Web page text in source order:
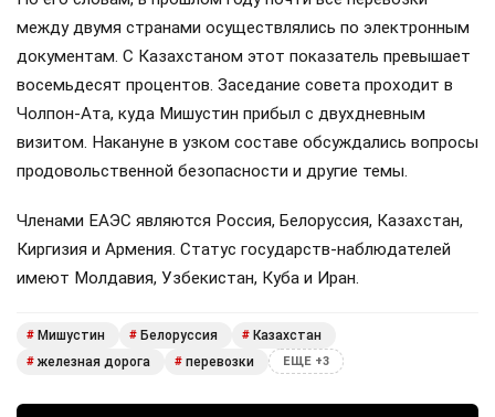
между двумя странами осуществлялись по электронным
документам. С Казахстаном этот показатель превышает
восемьдесят процентов. Заседание совета проходит в
Чолпон-Ата, куда Мишустин прибыл с двухдневным
визитом. Накануне в узком составе обсуждались вопросы
продовольственной безопасности и другие темы.
Членами ЕАЭС являются Россия, Белоруссия, Казахстан,
Киргизия и Армения. Статус государств-наблюдателей
имеют Молдавия, Узбекистан, Куба и Иран.
# Мишустин # Белоруссия # Казахстан
# железная дорога # перевозки ЕЩЕ +3